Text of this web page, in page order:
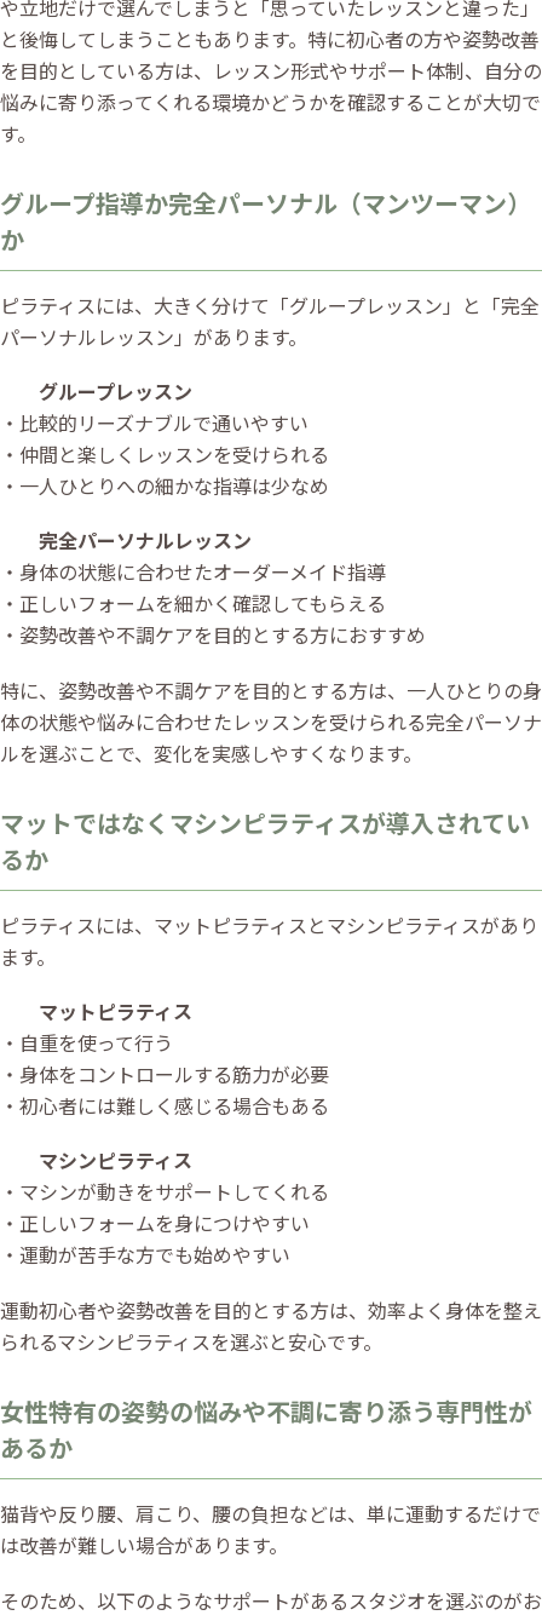
や立地だけで選んでしまうと「思っていたレッスンと違った」
と後悔してしまうこともあります。特に初心者の方や姿勢改善
を目的としている方は、レッスン形式やサポート体制、自分の
悩みに寄り添ってくれる環境かどうかを確認することが大切で
す。
グループ指導か完全パーソナル（マンツーマン）
か
ピラティスには、大きく分けて「グループレッスン」と「完全
パーソナルレッスン」があります。
グループレッスン
・比較的リーズナブルで通いやすい
・仲間と楽しくレッスンを受けられる
・一人ひとりへの細かな指導は少なめ
完全パーソナルレッスン
・身体の状態に合わせたオーダーメイド指導
・正しいフォームを細かく確認してもらえる
・姿勢改善や不調ケアを目的とする方におすすめ
特に、姿勢改善や不調ケアを目的とする方は、一人ひとりの身
体の状態や悩みに合わせたレッスンを受けられる完全パーソナ
ルを選ぶことで、変化を実感しやすくなります。
マットではなくマシンピラティスが導入されてい
るか
ピラティスには、マットピラティスとマシンピラティスがあり
ます。
マットピラティス
・自重を使って行う
・身体をコントロールする筋力が必要
・初心者には難しく感じる場合もある
マシンピラティス
・マシンが動きをサポートしてくれる
・正しいフォームを身につけやすい
・運動が苦手な方でも始めやすい
運動初心者や姿勢改善を目的とする方は、効率よく身体を整え
られるマシンピラティスを選ぶと安心です。
女性特有の姿勢の悩みや不調に寄り添う専門性が
あるか
猫背や反り腰、肩こり、腰の負担などは、単に運動するだけで
は改善が難しい場合があります。
そのため、以下のようなサポートがあるスタジオを選ぶのがお